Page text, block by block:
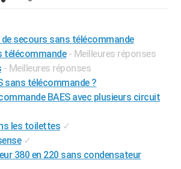
secours sans télécommande
télécommande - Meilleures réponses
- Meilleures réponses
sans télécommande ?
BAES avec plusieurs circuit
les toilettes ✓
✓
380 en 220 sans condensateur